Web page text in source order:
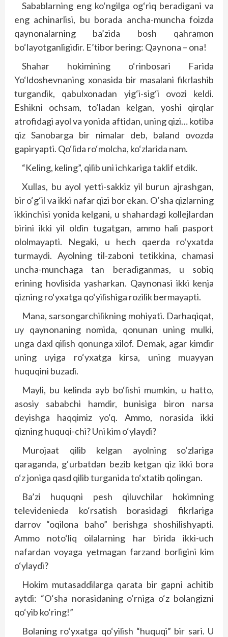
Sabablarning eng ko‘ngilga og‘riq beradigani va
eng achinarlisi, bu borada ancha-muncha foizda
qaynonalarning ba’zida bosh qahramon
bo‘layotganligidir. E’tibor bering: Qaynona – ona!
Shahar hokimining o‘rinbosari Farida
Yo‘ldoshevnaning xonasida bir masalani fikrlashib
turgandik, qabulxonadan yig‘i-sig‘i ovozi keldi.
Eshikni ochsam, to‘ladan kelgan, yoshi qirqlar
atrofidagi ayol va yonida aftidan, uning qizi… kotiba
qiz Sanobarga bir nimalar deb, baland ovozda
gapiryapti. Qo‘lida ro‘molcha, ko‘zlarida nam.
“Keling, keling”, qilib uni ichkariga taklif etdik.
Xullas, bu ayol yetti-sakkiz yil burun ajrashgan,
bir o‘g‘il va ikki nafar qizi bor ekan. O‘sha qizlarning
ikkinchisi yonida kelgani, u shahardagi kollejlardan
birini ikki yil oldin tugatgan, ammo hali pasport
ololmayapti. Negaki, u hech qaerda ro‘yxatda
turmaydi. Ayolning til-zaboni tetikkina, chamasi
uncha-munchaga tan beradiganmas, u sobiq
erining hovlisida yasharkan. Qaynonasi ikki kenja
qizning ro‘yxatga qo‘yilishiga rozilik bermayapti.
Mana, sarsongarchilikning mohiyati. Darhaqiqat,
uy qaynonaning nomida, qonunan uning mulki,
unga daxl qilish qonunga xilof. Demak, agar kimdir
uning uyiga ro‘yxatga kirsa, uning muayyan
huquqini buzadi.
Mayli, bu kelinda ayb bo‘lishi mumkin, u hatto,
asosiy sababchi hamdir, bunisiga biron narsa
deyishga haqqimiz yo‘q. Ammo, norasida ikki
qizning huquqi-chi? Uni kim o‘ylaydi?
Murojaat qilib kelgan ayolning so‘zlariga
qaraganda, g‘urbatdan bezib ketgan qiz ikki bora
o‘z joniga qasd qilib turganida to‘xtatib qolingan.
Ba’zi huquqni pesh qiluvchilar hokimning
televidenieda ko‘rsatish borasidagi fikrlariga
darrov “oqilona baho” berishga shoshilishyapti.
Ammo noto‘liq oilalarning har birida ikki-uch
nafardan voyaga yetmagan farzand borligini kim
o‘ylaydi?
Hokim mutasaddilarga qarata bir gapni achitib
aytdi: “O‘sha norasidaning o‘rniga o‘z bolangizni
qo‘yib ko‘ring!”
Bolaning ro‘yxatga qo‘yilish “huquqi” bir sari. U